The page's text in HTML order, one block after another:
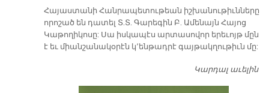
​Հայաստանի Հանրապետութեան իշխանութիւնները
որոշած են դատել Տ.Տ. Գարեգին Բ. Ամենայն Հայոց
Կաթողիկոսը: Սա իսկապէս արտասովոր երեւոյթ մըն
է եւ միանշանակօրէն կ՚ենթադրէ գայթակղութիւն մը:
Կարդալ աւելին